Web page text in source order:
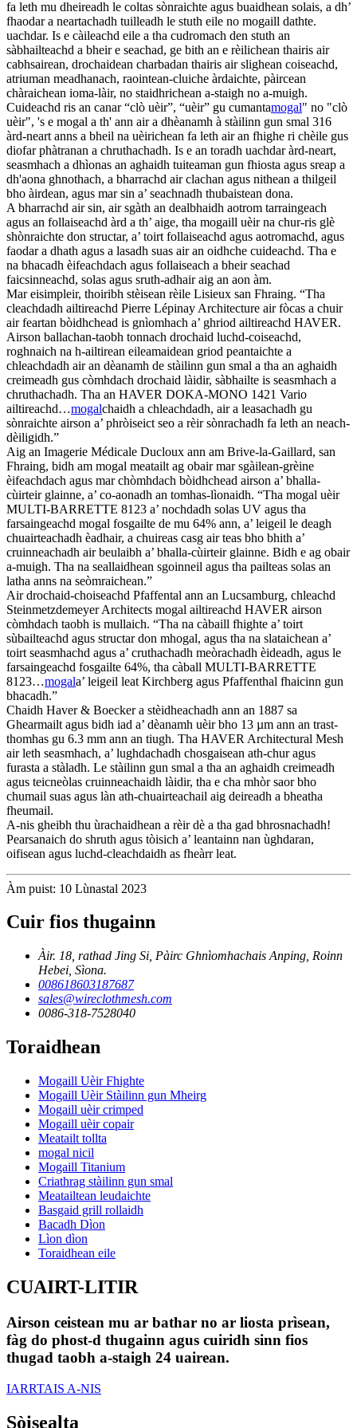
fa leth mu dheireadh le coltas sònraichte agus buaidhean solais, a dh’
fhaodar a neartachadh tuilleadh le stuth eile no mogaill dathte.
uachdar. Is e càileachd eile a tha cudromach den stuth an
sàbhailteachd a bheir e seachad, ge bith an e rèilichean thairis air
cabhsairean, drochaidean charbadan thairis air slighean coiseachd,
atriuman meadhanach, raointean-cluiche àrdaichte, pàircean
chàraichean ioma-làir, no staidhrichean a-staigh no a-muigh.
Cuideachd ris an canar “clò uèir”, “uèir” gu cumantamogal" no "clò
uèir", 's e mogal a th' ann air a dhèanamh à stàilinn gun smal 316
àrd-neart anns a bheil na uèirichean fa leth air an fhighe ri chèile gus
diofar phàtranan a chruthachadh. Is e an toradh uachdar àrd-neart,
seasmhach a dhìonas an aghaidh tuiteaman gun fhiosta agus sreap a
dh'aona ghnothach, a bharrachd air clachan agus nithean a thilgeil
bho àirdean, agus mar sin a’ seachnadh thubaistean dona.
A bharrachd air sin, air sgàth an dealbhaidh aotrom tarraingeach
agus an follaiseachd àrd a th’ aige, tha mogaill uèir na chur-ris glè
shònraichte don structar, a’ toirt follaiseachd agus aotromachd, agus
faodar a dhath agus a lasadh suas air an oidhche cuideachd. Tha e
na bhacadh èifeachdach agus follaiseach a bheir seachad
faicsinneachd, solas agus sruth-adhair aig an aon àm.
Mar eisimpleir, thoiribh stèisean rèile Lisieux san Fhraing. “Tha
cleachdadh ailtireachd Pierre Lépinay Architecture air fòcas a chuir
air feartan bòidhchead is gnìomhach a’ ghriod ailtireachd HAVER.
Airson ballachan-taobh tonnach drochaid luchd-coiseachd,
roghnaich na h-ailtirean eileamaidean griod peantaichte a
chleachdadh air an dèanamh de stàilinn gun smal a tha an aghaidh
creimeadh gus còmhdach drochaid làidir, sàbhailte is seasmhach a
chruthachadh. Tha an HAVER DOKA-MONO 1421 Vario
ailtireachd…mogalchaidh a chleachdadh, air a leasachadh gu
sònraichte airson a’ phròiseict seo a rèir sònrachadh fa leth an neach-
dèiligidh.”
Aig an Imagerie Médicale Ducloux ann am Brive-la-Gaillard, san
Fhraing, bidh am mogal meatailt ag obair mar sgàilean-grèine
èifeachdach agus mar chòmhdach bòidhchead airson a’ bhalla-
cùirteir glainne, a’ co-aonadh an tomhas-lìonaidh. “Tha mogal uèir
MULTI-BARRETTE 8123 a’ nochdadh solas UV agus tha
farsaingeachd mogal fosgailte de mu 64% ann, a’ leigeil le deagh
chuairteachadh èadhair, a chuireas casg air teas bho bhith a’
cruinneachadh air beulaibh a’ bhalla-cùirteir glainne. Bidh e ag obair
a-muigh. Tha na seallaidhean sgoinneil agus tha pailteas solas an
latha anns na seòmraichean.”
Air drochaid-choiseachd Pfaffental ann an Lucsamburg, chleachd
Steinmetzdemeyer Architects mogal ailtireachd HAVER airson
còmhdach taobh is mullaich. “Tha na càbaill fhighte a’ toirt
sùbailteachd agus structar don mhogal, agus tha na slataichean a’
toirt seasmhachd agus a’ cruthachadh meòrachadh èideadh, agus le
farsaingeachd fosgailte 64%, tha càball MULTI-BARRETTE
8123…mogala’ leigeil leat Kirchberg agus Pfaffenthal fhaicinn gun
bhacadh.”
Chaidh Haver & Boecker a stèidheachadh ann an 1887 sa
Ghearmailt agus bidh iad a’ dèanamh uèir bho 13 µm ann an trast-
thomhas gu 6.3 mm ann an tiugh. Tha HAVER Architectural Mesh
air leth seasmhach, a’ lughdachadh chosgaisean ath-chur agus
furasta a stàladh. Le stàilinn gun smal a tha an aghaidh creimeadh
agus teicneòlas cruinneachaidh làidir, tha e cha mhòr saor bho
chumail suas agus làn ath-chuairteachail aig deireadh a bheatha
fheumail.
A-nis gheibh thu ùrachaidhean a rèir dè a tha gad bhrosnachadh!
Pearsanaich do shruth agus tòisich a’ leantainn nan ùghdaran,
oifisean agus luchd-cleachdaidh as fheàrr leat.
Àm puist: 10 Lùnastal 2023
Cuir fios thugainn
Àir. 18, rathad Jing Si, Pàirc Ghnìomhachais Anping, Roinn
Hebei, Sìona.
008618603187687
sales@wireclothmesh.com
0086-318-7528040
Toraidhean
Mogaill Uèir Fhighte
Mogaill Uèir Stàilinn gun Mheirg
Mogaill uèir crimped
Mogaill uèir copair
Meatailt tollta
mogal nicil
Mogaill Titanium
Criathrag stàilinn gun smal
Meatailtean leudaichte
Basgaid grill rollaidh
Bacadh Dìon
Lìon dìon
Toraidhean eile
CUAIRT-LITIR
Airson ceistean mu ar bathar no ar liosta prìsean,
fàg do phost-d thugainn agus cuiridh sinn fios
thugad taobh a-staigh 24 uairean.
IARRTAIS A-NIS
Sòisealta